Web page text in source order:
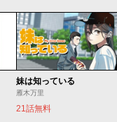
妹は知っている
雁木万里
21話無料